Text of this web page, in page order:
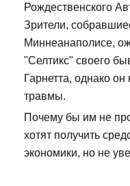
Рождественского
Зрители,
Миннеанаполисе,
"Селтикс" своего
Гарнетта, однако
травмы.
Почему бы им не
хотят получить
экономики, но не